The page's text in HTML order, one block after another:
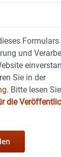
Formulars
und
Sie in der
Bitte lesen
die